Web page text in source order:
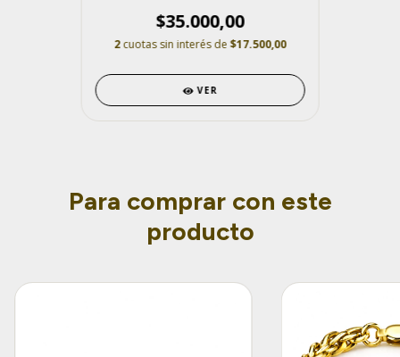
$35.000,00
2 cuotas sin interés de$17.500,00
VER
Para comprar con este
producto